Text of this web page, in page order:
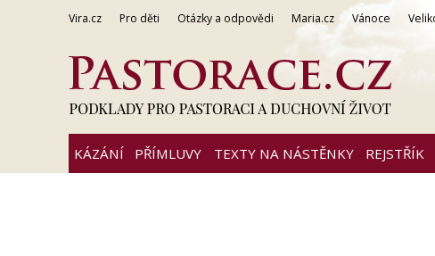
Vira.cz Pro děti Otázky a odpovědi Maria.cz Vánoce
KÁZÁNÍ PŘÍMLUVY TEXTY NA NÁSTĚNKY REJSTŘÍK